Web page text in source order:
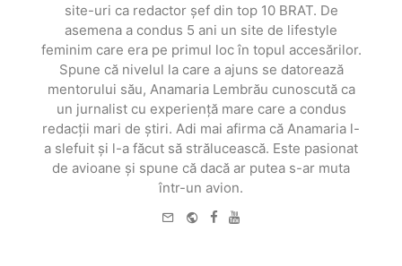
site-uri ca redactor șef din top 10 BRAT. De
asemena a condus 5 ani un site de lifestyle
feminim care era pe primul loc în topul accesărilor.
Spune că nivelul la care a ajuns se datorează
mentorului său, Anamaria Lembrău cunoscută ca
un jurnalist cu experiență mare care a condus
redacții mari de știri. Adi mai afirma că Anamaria l-
a slefuit și l-a făcut să strălucească. Este pasionat
de avioane și spune că dacă ar putea s-ar muta
într-un avion.
e-
WebsiteFacebook